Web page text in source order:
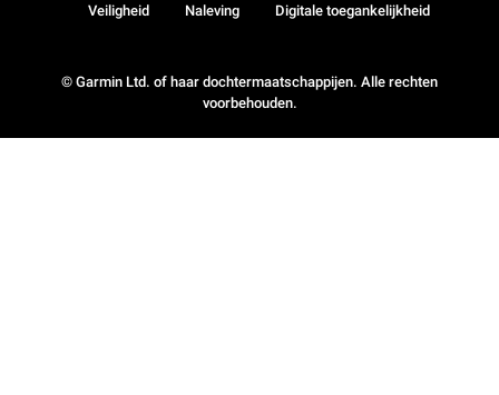
© Garmin Ltd. of haar dochtermaatschappijen. Alle rechten
voorbehouden.
Veiligheid Naleving Digitale toegankelijkheid